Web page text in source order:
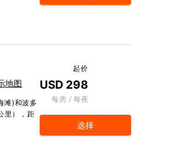
地图
滩)和波多
里），距
起价
USD 298
每房 / 每夜
选择